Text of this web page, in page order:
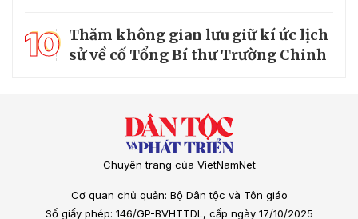
10 Thăm không gian lưu giữ kí ức lịch
sử về cố Tổng Bí thư Trường Chinh
Chuyên trang của VietNamNet
Cơ quan chủ quản: Bộ Dân tộc và Tôn giáo
Số giấy phép: 146/GP-BVHTTDL, cấp ngày 17/10/2025